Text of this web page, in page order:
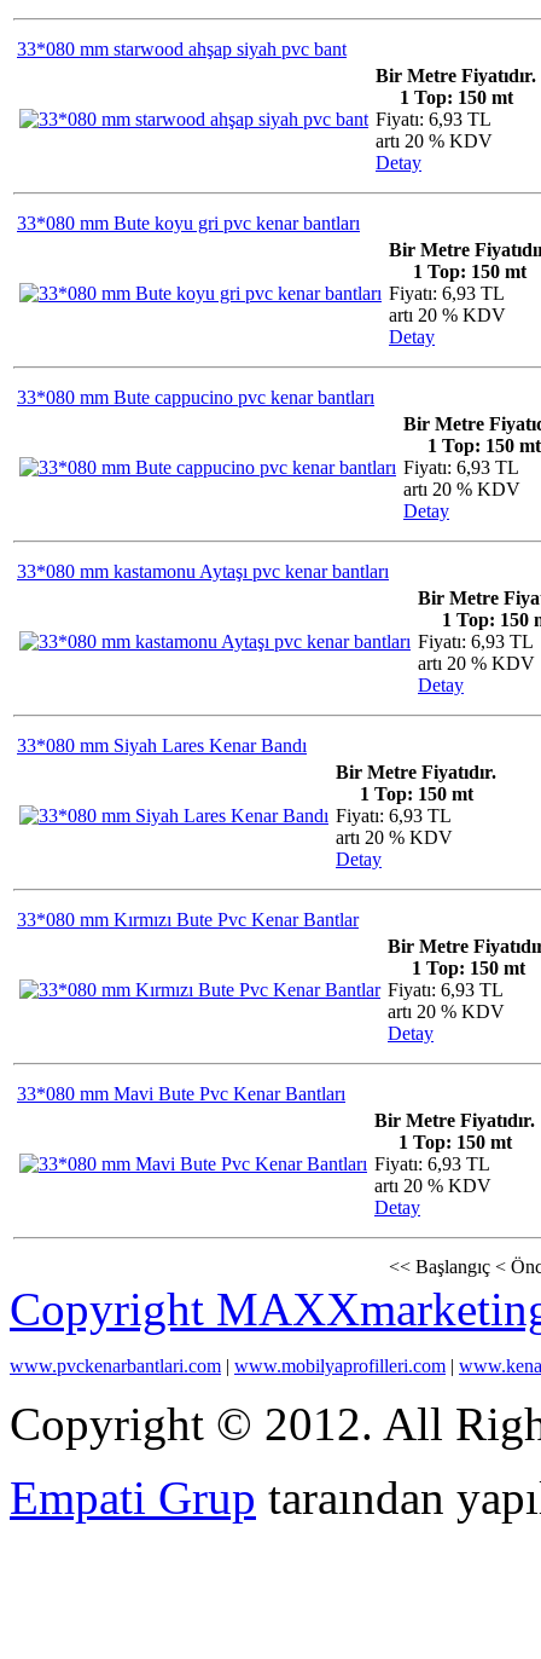
33*080 mm starwood ahşap siyah pvc bant
Bir Metre Fiyatıdır.
1 Top: 150 mt
Fiyatı: 6,93 TL
artı 20 % KDV
Detay
33*080 mm Bute koyu gri pvc kenar bantları
Bir Metre
1 Top: 150 mt
Fiyatı: 6,93 TL
artı 20 % KDV
Detay
33*080 mm Bute cappucino pvc kenar bantları
Bir Metre
1 Top: 150 mt
Fiyatı: 6,93 TL
artı 20 % KDV
Detay
33*080 mm kastamonu Aytaşı pvc kenar bantları
Bir Metre
1 Top: 150
Fiyatı: 6,93 TL
artı 20 % KDV
Detay
33*080 mm Siyah Lares Kenar Bandı
Bir Metre Fiyatıdır.
1 Top: 150 mt
Fiyatı: 6,93 TL
artı 20 % KDV
Detay
33*080 mm Kırmızı Bute Pvc Kenar Bantlar
Bir Metre
1 Top: 150 mt
Fiyatı: 6,93 TL
artı 20 % KDV
Detay
33*080 mm Mavi Bute Pvc Kenar Bantları
Bir Metre Fiyatıdır.
1 Top: 150 mt
Fiyatı: 6,93 TL
artı 20 % KDV
Detay
<< Başlangıç <
Copyright
www.pvckenarbantlari.com | www.mobilyaprofilleri.com |
Copyright © 2012. All
Empati Grup taraından